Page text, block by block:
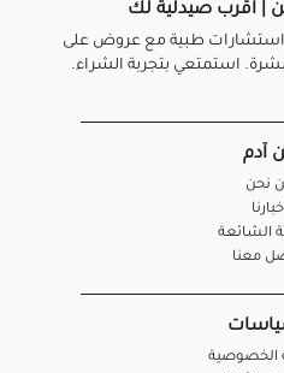
| اقرب صيدلية لك
طبية مع عروض على
استمتعي بتجربة الشراء.
آدم
نحن
الشائعة
معنا
الخصوصية